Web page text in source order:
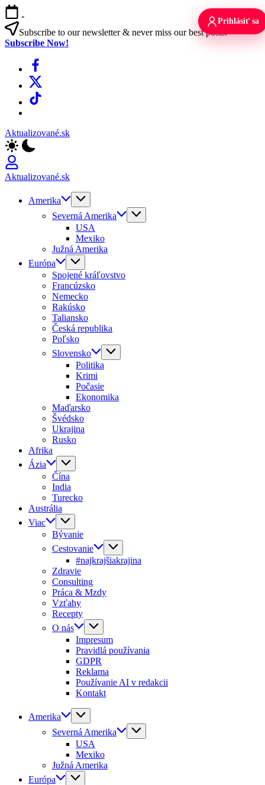
Skip
to
content
-
Subscribe to our newsletter & never miss our best posts.
Subscribe Now!
Facebook
X
TikTok
Aktualizované.sk
Aktualizované.sk
Amerika
Severná Amerika
USA
Mexiko
Južná Amerika
Európa
Spojené kráľovstvo
Francúzsko
Nemecko
Rakúsko
Taliansko
Česká republika
Poľsko
Slovensko
Politika
Krimi
Počasie
Ekonomika
Maďarsko
Švédsko
Ukrajina
Rusko
Afrika
Ázia
Čína
India
Turecko
Austrália
Viac
Bývanie
Cestovanie
#najkrajšiakrajina
Zdravie
Consulting
Práca & Mzdy
Vzťahy
Recepty
O nás
Impresum
Pravidlá používania
GDPR
Reklama
Používanie AI v redakcii
Kontakt
Amerika
Severná Amerika
USA
Mexiko
Južná Amerika
Európa
Prihlásiť sa